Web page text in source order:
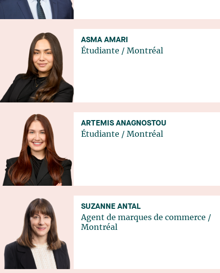
ASMA AMARI
Étudiante / Montréal
ARTEMIS ANAGNOSTOU
Étudiante / Montréal
SUZANNE ANTAL
Agent de marques de commerce /
Montréal